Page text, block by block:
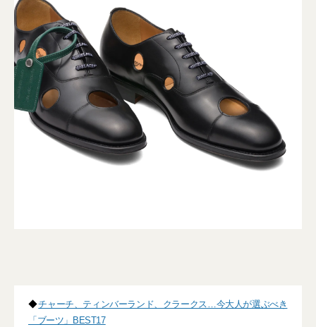
◆チャーチ、ティンバーランド、クラークス…今大人が選ぶべき
「ブーツ」BEST17